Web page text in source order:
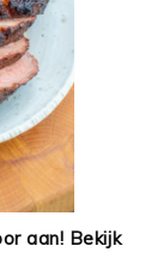
aan! Bekijk